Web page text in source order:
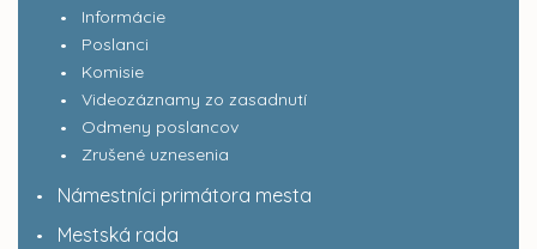
Informácie
Poslanci
Komisie
Videozáznamy zo zasadnutí
Odmeny poslancov
Zrušené uznesenia
Námestníci primátora mesta
Mestská rada